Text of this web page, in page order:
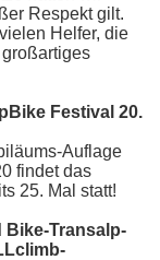
Respekt gilt.
Helfer, die
Festival 20.
Auflage
findet das
25. Mal statt!
Bike-Transalp-